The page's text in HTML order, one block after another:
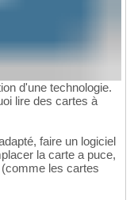
d'une technologie.
lire des cartes à
faire un logiciel
la carte a puce,
les cartes